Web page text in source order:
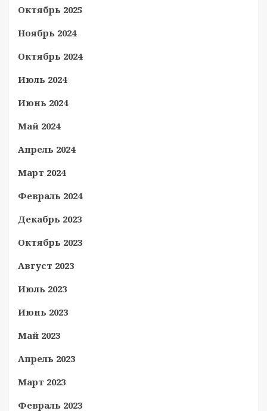
Октябрь 2025
Ноябрь 2024
Октябрь 2024
Июль 2024
Июнь 2024
Май 2024
Апрель 2024
Март 2024
Февраль 2024
Декабрь 2023
Октябрь 2023
Август 2023
Июль 2023
Июнь 2023
Май 2023
Апрель 2023
Март 2023
Февраль 2023